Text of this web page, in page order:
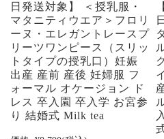
日発送対象】 ＜授乳服・
マタニティウエア＞フロリ
ーヌ・エレガントレースプ
リーツワンピース（スリッ
トタイプの授乳口）妊娠
出産 産前 産後 妊婦服 フ
ォーマル オケージョン ド
レス 卒入園 卒入学 お宮参
り 結婚式 Milk tea